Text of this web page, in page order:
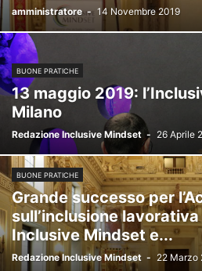
amministratore - 14 Novembre 2019
BUONE PRATICHE
13 maggio 2019:
Milano
Redazione Inclusive Mindset - 26 Aprile
BUONE PRATICHE
Grande successo per
sull’inclusione
Inclusive Mindset e...
Redazione Inclusive Mindset - 22 Marzo